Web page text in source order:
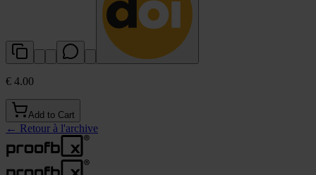
€ 4.00
Add to Cart
← Retour à l'archive